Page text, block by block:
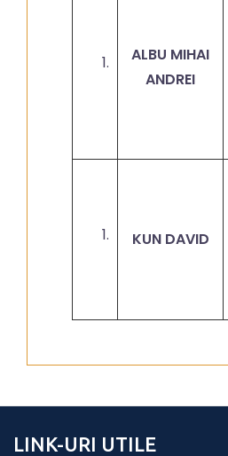
ALBU MIHAI
ANDREI
KUN DAVID
LINK-URI UTILE